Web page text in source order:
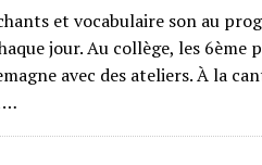
et vocabulaire son au
jour. Au collège, les 6ème
avec des ateliers. À la